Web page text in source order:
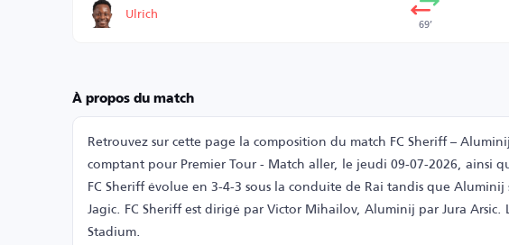
Ulrich 69’
À propos du match
Retrouvez sur cette page la composition du match FC Sheriff –
comptant pour Premier Tour - Match aller, le jeudi 09-07-2026, ainsi
FC Sheriff évolue en 3-4-3 sous la conduite de Rai tandis que
Jagic. FC Sheriff est dirigé par Victor Mihailov, Aluminij par Jura
Stadium.